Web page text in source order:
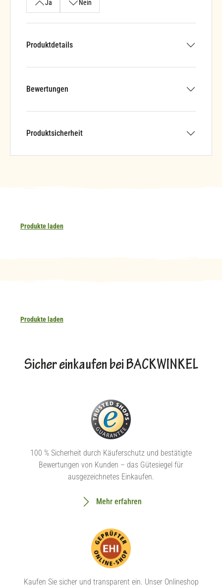
Ja Nein
Produktdetails
Bewertungen
Produktsicherheit
Produkte laden
Produkte laden
Sicher einkaufen bei BACKWINKEL
100 % Sicherheit durch Käuferschutz und bestätigte
Bewertungen von Kunden – das Gütesiegel für
ausgezeichnetes Einkaufen.
Mehr erfahren
Kaufen Sie sicher und transparent ein. Unser Onlineshop